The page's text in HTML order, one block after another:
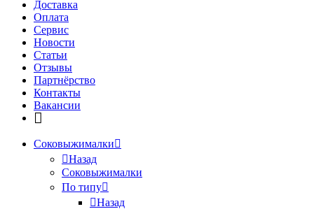
Доставка
Оплата
Сервис
Новости
Статьи
Отзывы
Партнёрство
Контакты
Вакансии
Соковыжималки
Назад
Соковыжималки
По типу
Назад